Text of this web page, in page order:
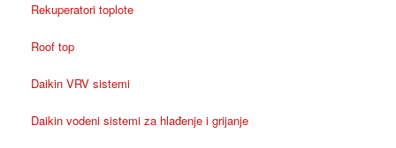
Rekuperatori toplote
Roof top
Daikin VRV sistemi
Daikin vodeni sistemi za hlađenje i grijanje